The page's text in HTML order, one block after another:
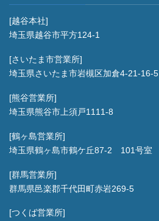
[越谷本社]
埼玉県越谷市平方124-1
[さいたま市営業所]
埼玉県さいたま市岩槻区加倉4-21-16-5
[熊谷営業所]
埼玉県熊谷市上須戸1111-8
[鶴ヶ島営業所]
埼玉県鶴ヶ島市鶴ケ丘87-2 101号室
[群馬営業所]
群馬県邑楽郡千代田町赤岩269-5
[つくば営業所]